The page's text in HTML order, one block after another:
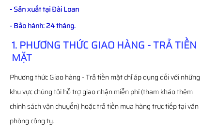
- Sản xuất tại Đài Loan
- Bảo hành: 24 tháng.
1. PHƯƠNG THỨC GIAO HÀNG - TRẢ TIỀN
MẶT
Phương thức Giao hàng - Trả tiền mặt chỉ áp dụng đối với những
khu vực chúng tôi hỗ trợ giao nhận miễn phí (tham khảo thêm
chính sách vận chuyển) hoặc trả tiền mua hàng trực tiếp tại văn
phòng công ty.